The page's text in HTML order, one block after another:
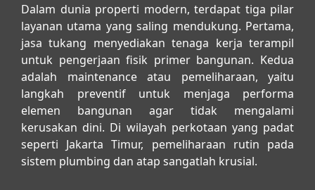
Dalam dunia properti modern, terdapat tiga pilar
layanan utama yang saling mendukung. Pertama,
jasa tukang menyediakan tenaga kerja terampil
untuk pengerjaan fisik primer bangunan. Kedua
adalah maintenance atau pemeliharaan, yaitu
langkah preventif untuk menjaga performa
elemen bangunan agar tidak mengalami
kerusakan dini. Di wilayah perkotaan yang padat
seperti Jakarta Timur, pemeliharaan rutin pada
sistem plumbing dan atap sangatlah krusial.